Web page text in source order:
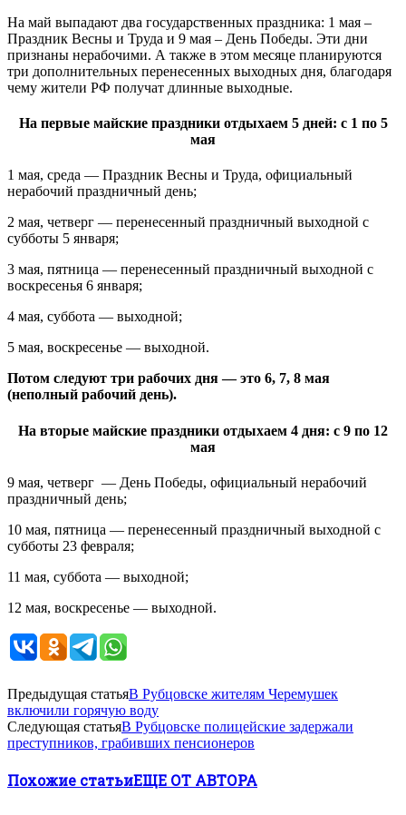
На май выпадают два государственных праздника: 1 мая –
Праздник Весны и Труда и 9 мая – День Победы. Эти дни
признаны нерабочими. А также в этом месяце планируются
три дополнительных перенесенных выходных дня, благодаря
чему жители РФ получат длинные выходные.
На первые майские праздники отдыхаем 5 дней: с 1 по 5
мая
1 мая, среда — Праздник Весны и Труда, официальный
нерабочий праздничный день;
2 мая, четверг — перенесенный праздничный выходной с
субботы 5 января;
3 мая, пятница — перенесенный праздничный выходной с
воскресенья 6 января;
4 мая, суббота — выходной;
5 мая, воскресенье — выходной.
Потом следуют три рабочих дня — это 6, 7, 8 мая
(неполный рабочий день).
На вторые майские праздники отдыхаем 4 дня: с 9 по 12
мая
9 мая, четверг — День Победы, официальный нерабочий
праздничный день;
10 мая, пятница — перенесенный праздничный выходной с
субботы 23 февраля;
11 мая, суббота — выходной;
12 мая, воскресенье — выходной.
Предыдущая статьяВ Рубцовске жителям Черемушек
включили горячую воду
Следующая статьяВ Рубцовске полицейские задержали
преступников, грабивших пенсионеров
Похожие статьиЕЩЕ ОТ АВТОРА